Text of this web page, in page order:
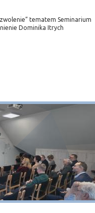
tematem Seminarium
Dominika Itrych